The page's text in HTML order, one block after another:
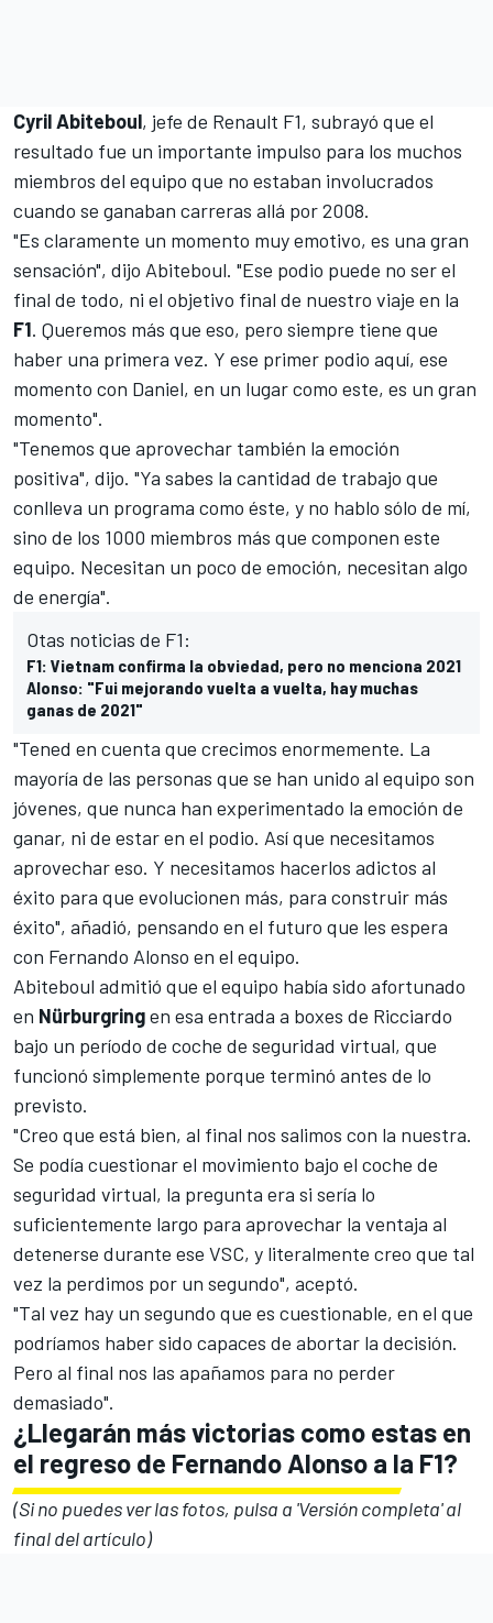
CyrilAbiteboul, jefe de Renault F1, subrayó que el
resultado fue un importante impulso para los muchos
miembros del equipo que no estaban involucrados
cuando se ganaban carreras allá por 2008.
"Es claramente un momento muy emotivo, es una gran
sensación", dijo Abiteboul. "Ese podio puede no ser el
final de todo, ni el objetivo final de nuestro viaje en la
F1. Queremos más que eso, pero siempre tiene que
haber una primera vez. Y ese primer podio aquí, ese
momento con Daniel, en un lugar como este, es un gran
momento".
"Tenemos que aprovechar también la emoción
positiva", dijo. "Ya sabes la cantidad de trabajo que
conlleva un programa como éste, y no hablo sólo de mí,
sino de los 1000 miembros más que componen este
equipo. Necesitan un poco de emoción, necesitan algo
de energía".
Otas noticias de F1:
F1: Vietnam confirma la obviedad, pero no menciona 2021
Alonso: "Fui mejorando vuelta a vuelta, hay muchas
ganas de 2021"
"Tened en cuenta que crecimos enormemente. La
mayoría de las personas que se han unido al equipo son
jóvenes, que nunca han experimentado la emoción de
ganar, ni de estar en el podio. Así que necesitamos
aprovechar eso. Y necesitamos hacerlos adictos al
éxito para que evolucionen más, para construir más
éxito", añadió, pensando en el futuro que les espera
con Fernando Alonso en el equipo.
Abiteboul admitió que el equipo había sido afortunado
en Nürburgringen esa entrada a boxes de Ricciardo
bajo un período de coche de seguridad virtual, que
funcionó simplemente porque terminó antes de lo
previsto.
"Creo que está bien, al final nos salimos con la nuestra.
Se podía cuestionar el movimiento bajo el coche de
seguridad virtual, la pregunta era si sería lo
suficientemente largo para aprovechar la ventaja al
detenerse durante ese VSC, y literalmente creo que tal
vez la perdimos por un segundo", aceptó.
"Tal vez hay un segundo que es cuestionable, en el que
podríamos haber sido capaces de abortar la decisión.
Pero al final nos las apañamos para no perder
demasiado".
¿Llegarán más victorias como estas en
el regreso de Fernando Alonso a la F1?
(Si no puedes ver las fotos, pulsa a 'Versión completa' al
final del artículo)